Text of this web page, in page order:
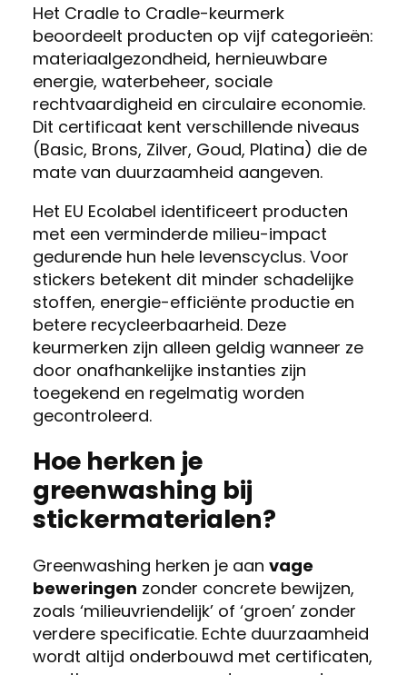
Het Cradle to Cradle-keurmerk
beoordeelt producten op vijf categorieën:
materiaalgezondheid, hernieuwbare
energie, waterbeheer, sociale
rechtvaardigheid en circulaire economie.
Dit certificaat kent verschillende niveaus
(Basic, Brons, Zilver, Goud, Platina) die de
mate van duurzaamheid aangeven.
Het EU Ecolabel identificeert producten
met een verminderde milieu-impact
gedurende hun hele levenscyclus. Voor
stickers betekent dit minder schadelijke
stoffen, energie-efficiënte productie en
betere recycleerbaarheid. Deze
keurmerken zijn alleen geldig wanneer ze
door onafhankelijke instanties zijn
toegekend en regelmatig worden
gecontroleerd.
Hoe herken je
greenwashing bij
stickermaterialen?
Greenwashing herken je aan vage
beweringen zonder concrete bewijzen,
zoals ‘milieuvriendelijk’ of ‘groen’ zonder
verdere specificatie. Echte duurzaamheid
wordt altijd onderbouwd met certificaten,